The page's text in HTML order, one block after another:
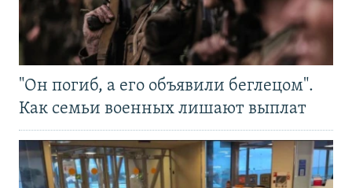
"Он погиб, а его объявили беглецом".
Как семьи военных лишают выплат